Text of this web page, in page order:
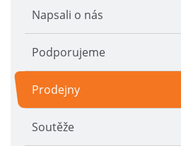
Napsali o nás
Podporujeme
Prodejny
Soutěže